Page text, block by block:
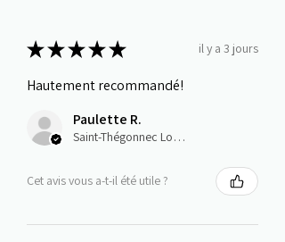
★★★★★ il y a 3 jours
Hautement recommandé!
Paulette R.
Saint-Thégonnec Loc-Eguiner, E
Cet avis vous a-t-il été utile ?